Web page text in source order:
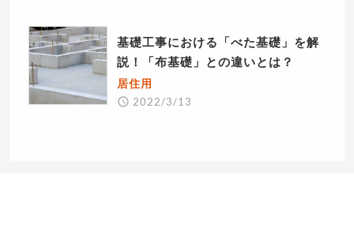
基礎工事における「べた基礎」を解
説！「布基礎」との違いとは？
居住用
2022/3/13